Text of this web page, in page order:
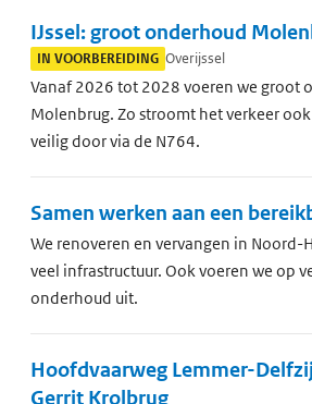
IJssel: groot onderhoud
IN VOORBEREIDING Overijssel
Vanaf 2026 tot 2028 voeren we groot
Molenbrug. Zo stroomt het verkeer
veilig door via de N764.
Samen werken aan een
We renoveren en vervangen in
veel infrastructuur. Ook voeren we op
onderhoud uit.
Hoofdvaarweg Lemmer-
Gerrit Krolbrug